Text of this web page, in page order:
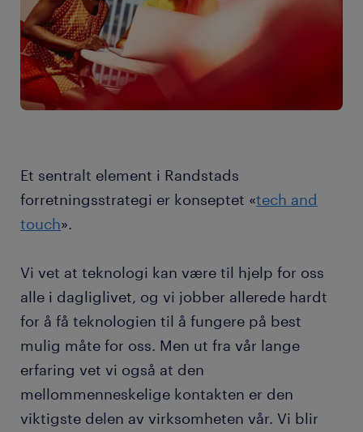
Et sentralt element i Randstads
forretningsstrategi er konseptet «tech and
touch».
Vi vet at teknologi kan være til hjelp for oss
alle i dagliglivet, og vi jobber allerede hardt
for å få teknologien til å fungere på best
mulig måte for oss. Men ut fra vår lange
erfaring vet vi også at den
mellommenneskelige kontakten er den
viktigste delen av virksomheten vår. Vi blir